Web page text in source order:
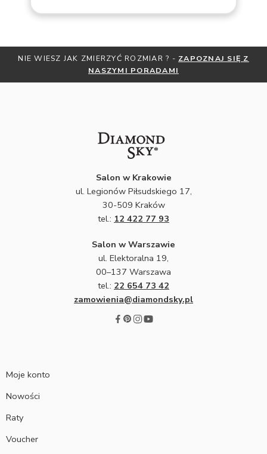
ROZMIAR ? -ZAPOZNAJ SIĘ Z
OTRZYMAJ BEZPŁATNĄ
Salon w Krakowie
ul. Legionów Piłsudskiego 17,
30-509 Kraków
tel.: 12 422 77 93
Salon w Warszawie
ul. Elektoralna 19,
00–137 Warszawa
tel.: 22 654 73 42
zamowienia@diamondsky.pl
Moje konto
Nowości
Raty
Voucher